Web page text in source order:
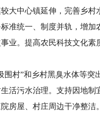
大中心镇延伸，完善乡
准统一、制度并轨，增
业。提高农民科技文化素
围村”和乡村黑臭水体等
活污水治理。支持因地
房屋、村庄周边干净整洁。